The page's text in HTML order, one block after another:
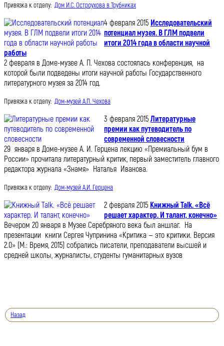
Привязка к отделу: Дом И.С. Остроухова в Трубниках
4 февраля 2015 Исследовательский
потенциал музея. В ГЛМ подвели
итоги 2014 года в области научной
работы
2 февраля в Доме-музее А. П. Чехова состоялась конференция, на
которой были подведены итоги научной работы Государственного
литературного музея за 2014 год.
Привязка к отделу: Дом-музей А.П. Чехова
3 февраля 2015 Литературные
премии как путеводитель по
современной словесности
29 января в Доме-музее А. И. Герцена лекцию «Премиальный бум в
России» прочитала литературный критик, первый заместитель главного
редактора журнала «Знамя» Наталья Иванова.
Привязка к отделу: Дом-музей А.И. Герцена
2 февраля 2015 Книжный Talk. «Всё
решает характер. И талант, конечно»
Вечером 20 января в Музее Серебряного века был аншлаг. На
презентации книги Сергея Чупринина «Критика — это критики. Версия
2.0» (М.: Время, 2015) собрались писатели, преподаватели высшей и
средней школы, журналисты, студенты гуманитарных вузов
Назад